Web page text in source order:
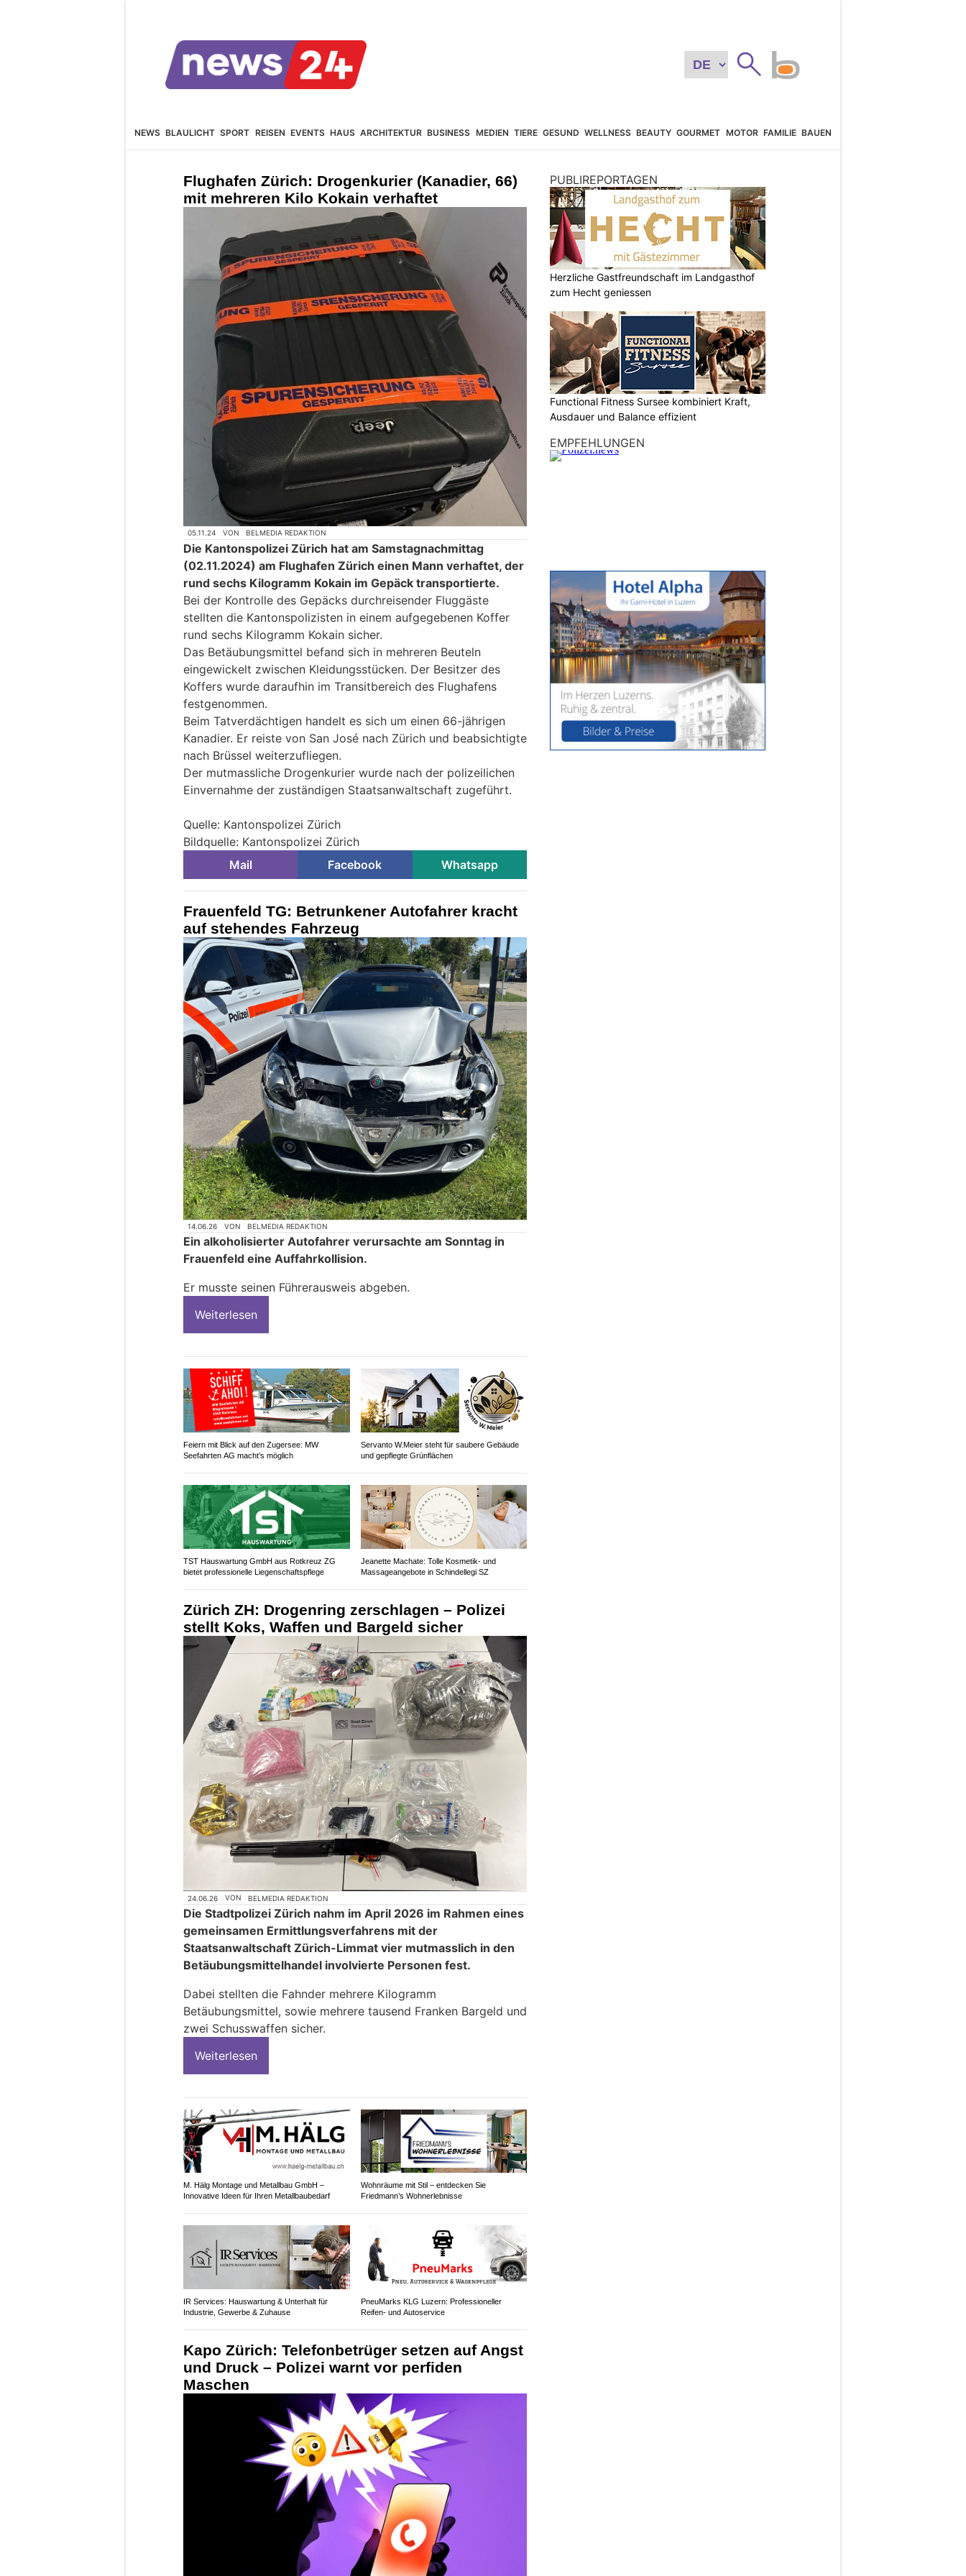
NEWS BLAULICHT SPORT REISEN EVENTS HAUS ARCHITEKTUR BUSINESS MEDIEN TIERE GESUND WELLNESS BEAUTY GOURMET MOTOR FAMILIE BAUEN
Flughafen Zürich: Drogenkurier (Kanadier, 66)
mit mehreren Kilo Kokain verhaftet
05.11.24 VON BELMEDIA REDAKTION
Die Kantonspolizei Zürich hat am Samstagnachmittag
(02.11.2024) am Flughafen Zürich einen Mann verhaftet, der
rund sechs Kilogramm Kokain im Gepäck transportierte.
Bei der Kontrolle des Gepäcks durchreisender Fluggäste
stellten die Kantonspolizisten in einem aufgegebenen Koffer
rund sechs Kilogramm Kokain sicher.
Das Betäubungsmittel befand sich in mehreren Beuteln
eingewickelt zwischen Kleidungsstücken. Der Besitzer des
Koffers wurde daraufhin im Transitbereich des Flughafens
festgenommen.
Beim Tatverdächtigen handelt es sich um einen 66-jährigen
Kanadier. Er reiste von San José nach Zürich und beabsichtigte
nach Brüssel weiterzufliegen.
Der mutmassliche Drogenkurier wurde nach der polizeilichen
Einvernahme der zuständigen Staatsanwaltschaft zugeführt.
Quelle: Kantonspolizei Zürich
Bildquelle: Kantonspolizei Zürich
Mail
Facebook Whatsapp
Frauenfeld TG: Betrunkener Autofahrer kracht
auf stehendes Fahrzeug
14.06.26 VON BELMEDIA REDAKTION
Ein alkoholisierter Autofahrer verursachte am Sonntag in
Frauenfeld eine Auffahrkollision.
Er musste seinen Führerausweis abgeben.
Weiterlesen
Feiern mit Blick auf den Zugersee: MW
Seefahrten AG macht’s möglich
Servanto W.Meier steht für saubere Gebäude
und gepflegte Grünflächen
TST Hauswartung GmbH aus Rotkreuz ZG
bietet professionelle Liegenschaftspflege
Jeanette Machate: Tolle Kosmetik- und
Massageangebote in Schindellegi SZ
Zürich ZH: Drogenring zerschlagen – Polizei
stellt Koks, Waffen und Bargeld sicher
24.06.26 VON BELMEDIA REDAKTION
Die Stadtpolizei Zürich nahm im April 2026 im Rahmen eines
gemeinsamen Ermittlungsverfahrens mit der
Staatsanwaltschaft Zürich-Limmat vier mutmasslich in den
Betäubungsmittelhandel involvierte Personen fest.
Dabei stellten die Fahnder mehrere Kilogramm
Betäubungsmittel, sowie mehrere tausend Franken Bargeld und
zwei Schusswaffen sicher.
Weiterlesen
M. Hälg Montage und Metallbau GmbH –
Innovative Ideen für Ihren Metallbaubedarf
Wohnräume mit Stil – entdecken Sie
Friedmann’s Wohnerlebnisse
IR Services: Hauswartung & Unterhalt für
Industrie, Gewerbe & Zuhause
PneuMarks KLG Luzern: Professioneller
Reifen- und Autoservice
Kapo Zürich: Telefonbetrüger setzen auf Angst
und Druck – Polizei warnt vor perfiden
Maschen
PUBLIREPORTAGEN
Herzliche Gastfreundschaft im Landgasthof
zum Hecht geniessen
Functional Fitness Sursee kombiniert Kraft,
Ausdauer und Balance effizient
EMPFEHLUNGEN